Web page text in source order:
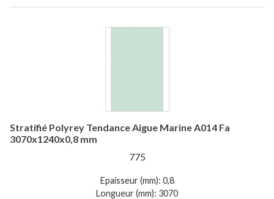
Stratifié Polyrey Tendance Aigue Marine A014 Fa
3070x1240x0,8 mm
775
Epaisseur (mm): 0,8
Longueur (mm): 3070